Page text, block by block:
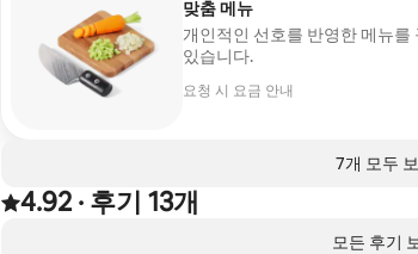
맞춤 메뉴
개인적인 선호를 반영한 메뉴
있습니다.
요청 시 요금 안내
7개 모두
후기 13건에서 5점 만점 중 4.92점을 받음
4.92
, · 후기 13개
모든 후기